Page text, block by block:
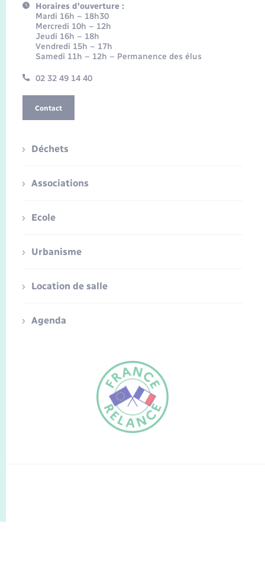
FR
Horaires d'ouverture :
Mardi 16h – 18h30
Mercredi 10h – 12h
Jeudi 16h – 18h
Vendredi 15h – 17h
Samedi 11h – 12h – Permanence des élus
02 32 49 14 40
Contact
Déchets
Associations
Ecole
Urbanisme
Location de salle
Agenda